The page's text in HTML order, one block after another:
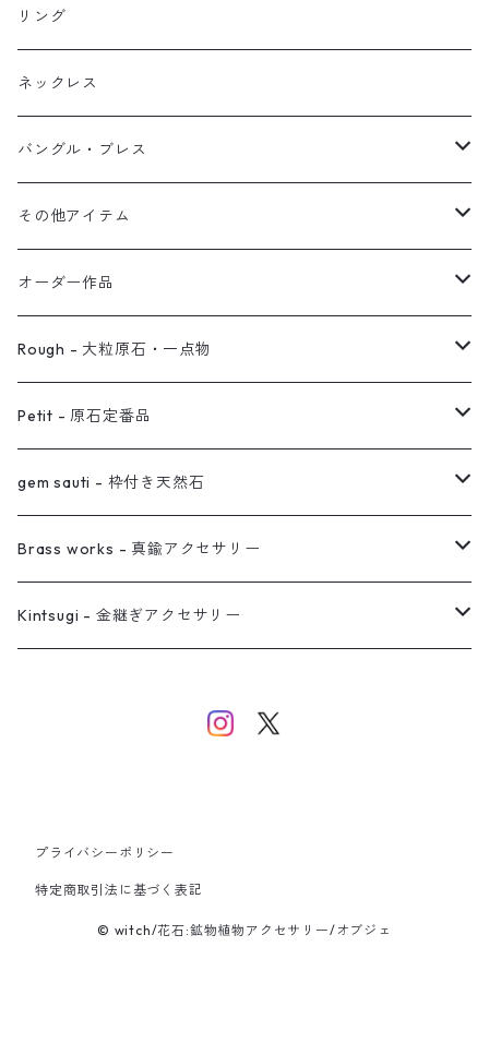
イヤリング
リング
ブレス
オブジェ
イヤーカフ
フック・ぶら下がり
フープ
原石イヤーカフ
植物イヤーカフ
ぶら下がりイヤーカフ
2連イヤーカフ
イヤリング対応
ノンホールピアス
オーダー用ページ
真鍮イヤーカフ
リング
ネックレス
バングル・ブレス
ブレスレット
バングル
その他アイテム
ブローチ
ヘアアクセサリー
オーダー作品
リング
ネックレス
ピアス
イヤーカフ
バングル
Rough - 大粒原石・一点物
ピアス
リング
ネックレス
イヤーカフ
Petit - 原石定番品
ピアス
リング
ネックレス
gem sauti - 枠付き天然石
ピアス
ネックレス
Brass works - 真鍮アクセサリー
リング
バングル
Kintsugi - 金継ぎアクセサリー
プライバシーポリシー
特定商取引法に基づく表記
© witch/花石:鉱物植物アクセサリー/オブジェ